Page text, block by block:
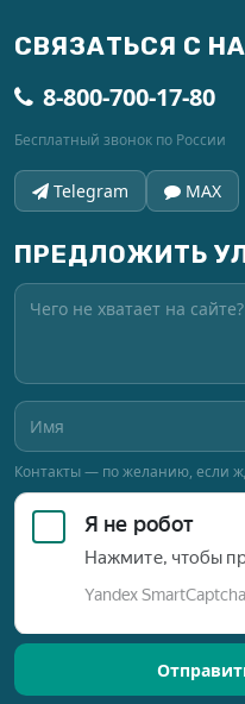
СВЯЗАТЬСЯ С
8-800-700-17-80
Бесплатный звонок по России
Telegram MAX
ПРЕДЛОЖИТЬ
Контакты — по желанию, если